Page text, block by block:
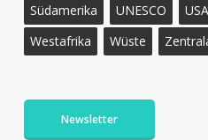
Südamerika
UNESCO USA
Westafrika
Wüste
Newsletter